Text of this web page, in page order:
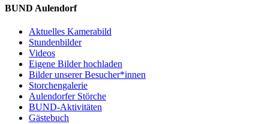
BUND Aulendorf
Aktuelles Kamerabild
Stundenbilder
Videos
Eigene Bilder hochladen
Bilder unserer Besucher*innen
Storchengalerie
Aulendorfer Störche
BUND-Aktivitäten
Gästebuch